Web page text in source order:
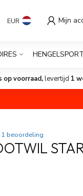
EUR Mijn
HENGELSPORT
op voorraad,levertijd 1
1 beoordeling